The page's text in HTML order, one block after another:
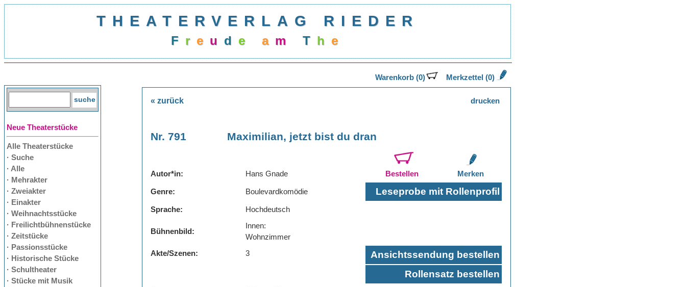
THEATERVERLAG RIEDER
Freu d e am Th ea
Neue Theaterstücke
Alle Theaterstücke
· Suche
· Alle
· Mehrakter
· Zweiakter
· Einakter
· Weihnachtsstücke
· Freilichtbühnenstücke
· Zeitstücke
· Passionsstücke
· Historische Stücke
· Schultheater
· Stücke mit Musik
Warenkorb (0) Merkzettel (0)
« zurück drucken
Nr. 791 Maximilian, jetzt bist du dran
Autor*in: Hans Gnade Bestellen Merken
Genre: Boulevardkomödie Leseprobe mit Rollenprofil
Sprache: Hochdeutsch
Bühnenbild:
Innen:
Wohnzimmer
Akte/Szenen:
3
Ansichtssendung bestellen
Rollensatz bestellen